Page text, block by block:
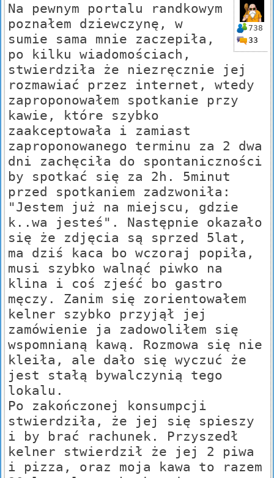
738
33
Na pewnym portalu randkowym
poznałem dziewczynę, w
sumie sama mnie zaczepiła,
po kilku wiadomościach,
stwierdziła że niezręcznie jej
rozmawiać przez internet, wtedy
zaproponowałem spotkanie przy
kawie, które szybko
zaakceptowała i zamiast
zaproponowanego terminu za 2 dwa
dni zachęciła do spontaniczności
by spotkać się za 2h. 5minut
przed spotkaniem zadzwoniła:
"Jestem już na miejscu, gdzie
k..wa jesteś". Następnie okazało
się że zdjęcia są sprzed 5lat,
ma dziś kaca bo wczoraj popiła,
musi szybko walnąć piwko na
klina i coś zjeść bo gastro
męczy. Zanim się zorientowałem
kelner szybko przyjął jej
zamówienie ja zadowoliłem się
wspomnianą kawą. Rozmowa się nie
kleiła, ale dało się wyczuć że
jest stałą bywalczynią tego
lokalu.
Po zakończonej konsumpcji
stwierdziła, że jej się spieszy
i by brać rachunek. Przyszedł
kelner stwierdził że jej 2 piwa
i pizza, oraz moja kawa to razem